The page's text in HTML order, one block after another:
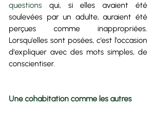
questions qui, si elles avaient été
soulevées par un adulte, auraient été
perçues comme inappropriées.
Lorsqu'elles sont posées, c'est l'occasion
d'expliquer avec des mots simples, de
conscientiser.
Une cohabitation comme les autres